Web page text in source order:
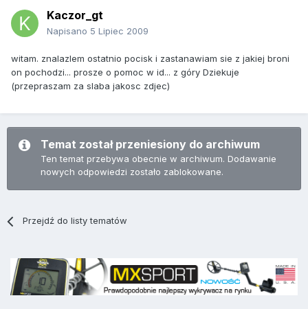
Kaczor_gt
Napisano 5 Lipiec 2009
witam. znalazlem ostatnio pocisk i zastanawiam sie z jakiej broni
on pochodzi... prosze o pomoc w id... z góry Dziekuje
(przepraszam za slaba jakosc zdjec)
Temat został przeniesiony do archiwum
Ten temat przebywa obecnie w archiwum. Dodawanie
nowych odpowiedzi zostało zablokowane.
Przejdź do listy tematów